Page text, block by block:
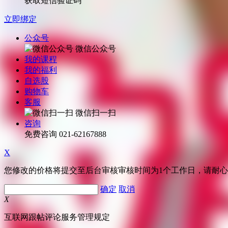
立即绑定
公众号
微信公众号
我的课程
我的福利
自选股
购物车
客服
微信扫一扫
咨询
免费咨询 021-62167888
X
您修改的价格将提交至后台审核审核时间为1个工作日，请耐
确定 取消
X
互联网跟帖评论服务管理规定